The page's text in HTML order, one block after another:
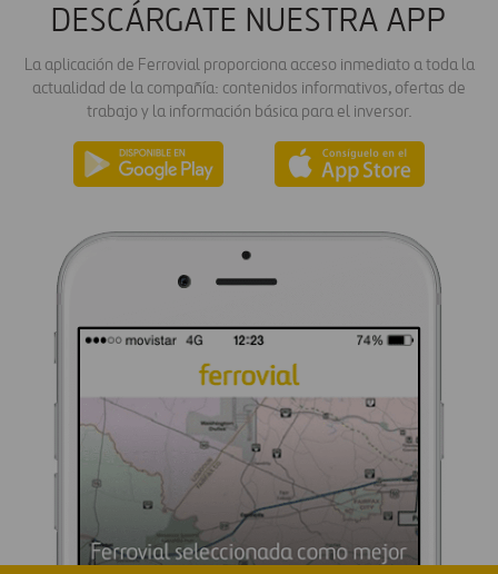
DESCÁRGATE NUESTRA APP
La aplicación de Ferrovial proporciona acceso inmediato a toda la
actualidad de la compañía: contenidos informativos, ofertas de
trabajo y la información básica para el inversor.